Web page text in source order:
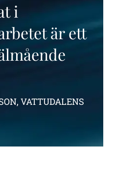
i
är ett
VATTUDALENS